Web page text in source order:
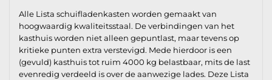
Alle Lista schuifladenkasten worden gemaakt van
hoogwaardig kwaliteitsstaal. De verbindingen van het
kasthuis worden niet alleen gepuntlast, maar tevens op
kritieke punten extra verstevigd. Mede hierdoor is een
(gevuld) kasthuis tot ruim 4000 kg belastbaar, mits de last
evenredig verdeeld is over de aanwezige lades. Deze Lista